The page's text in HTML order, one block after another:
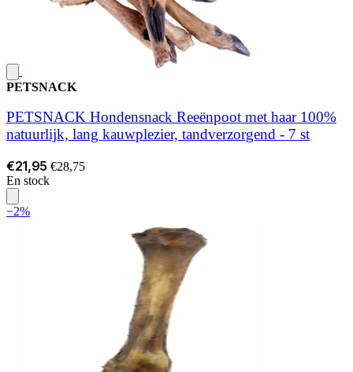
PETSNACK
PETSNACK Hondensnack Reeënpoot met haar 100%
natuurlijk, lang kauwplezier, tandverzorgend - 7 st
€21,95 €28,75
En stock
−2%